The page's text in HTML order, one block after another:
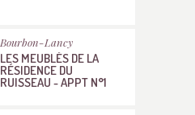
Bourbon-Lancy
LES MEUBLÉS DE LA
RÉSIDENCE DU
RUISSEAU - APPT N°1